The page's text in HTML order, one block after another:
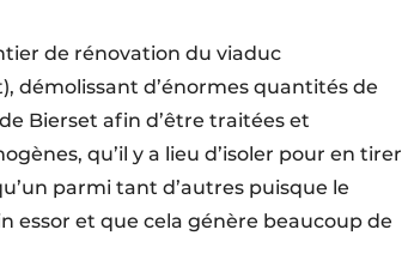
de rénovation du viaduc
démolissant d’énormes quantités de
Bierset afin d’être traitées et
qu’il y a lieu d’isoler pour en tirer
parmi tant d’autres puisque le
essor et que cela génère beaucoup de